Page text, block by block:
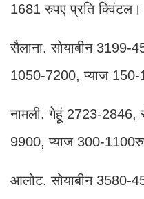
1681 रुपए प्रति क्विंटल।
सैलाना. सोयाबीन
1050-7200, प्याज 150-
नामली. गेहूं 2723-2846,
9900, प्याज 300-
आलोट. सोयाबीन 3580-